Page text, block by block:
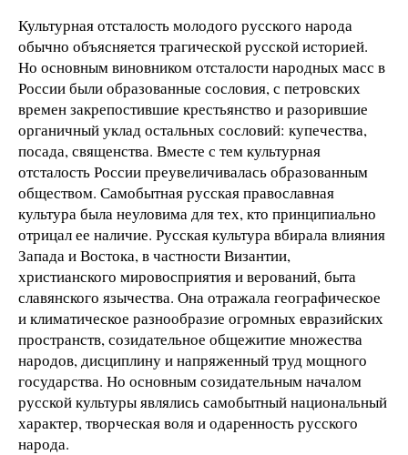
Культурная отсталость молодого русского народа
обычно объясняется трагической русской историей.
Но основным виновником отсталости народных масс в
России были образованные сословия, с петровских
времен закрепостившие крестьянство и разорившие
органичный уклад остальных сословий: купечества,
посада, священства. Вместе с тем культурная
отсталость России преувеличивалась образованным
обществом. Самобытная русская православная
культура была неуловима для тех, кто принципиально
отрицал ее наличие. Русская культура вбирала влияния
Запада и Востока, в частности Византии,
христианского мировосприятия и верований, быта
славянского язычества. Она отражала географическое
и климатическое разнообразие огромных евразийских
пространств, созидательное общежитие множества
народов, дисциплину и напряженный труд мощного
государства. Но основным созидательным началом
русской культуры являлись самобытный национальный
характер, творческая воля и одаренность русского
народа.